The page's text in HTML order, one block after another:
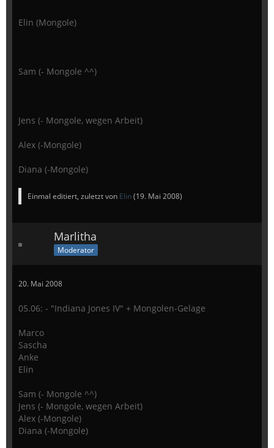
Elin (Mongole)
Sam (- Mongole ^^)
Jens (- Mongole, wegen Arbeit)
Alex (-Mongole)
Diana (-Mongole)
Einmal editiert, zuletzt von Elin(19. Mai 2008)
Marlitha
Moderator
20. Mai 2008
05.06: - "Indiana Jones IV" + Mongolen-Gelage
Marco
Sascha
Anke
Elin
Sam (- Mongole ^^)
Jens (- Mongole, wegen Arbeit)
Alex (-Mongole)
Diana (-Mongole)